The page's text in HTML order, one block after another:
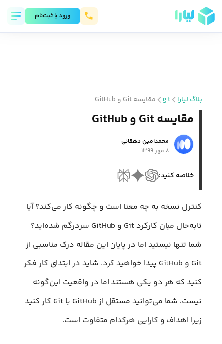
ورود يا ثبت‌نام
بلاگ لیارا git مقایسه Git و GitHub
مقایسه Git و GitHub
محمد‌امین دهقانی
۸ مهر ۱۳۹۹
خلاصه کنید:
کنترل نسخه به چه معنا است و چگونه کار می‌کند؟ آیا
تابه‌حال میان کارکرد Git و GitHub سردرگم شده‌اید؟
شما تنها نیستید اما در پایان این مقاله درک مناسبی از
Git و GitHub پیدا خواهید کرد. شاید در ابتدای کار فکر
کنید که هر دو یکی هستند اما در واقعیت این‌گونه
نیست، شما می‌توانید مستقل از GitHub با Git کار کنید
زیرا اهداف و کارایی هرکدام متفاوت است.